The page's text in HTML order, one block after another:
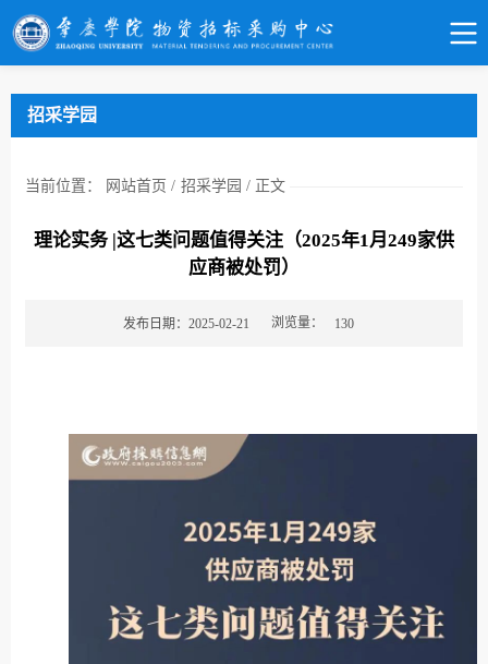
招采学园
当前位置： 网站首页 / 招采学园 / 正文
理论实务 |这七类问题值得关注（2025年1月249家供
应商被处罚）
发布日期：2025-02-21 浏览量： 130